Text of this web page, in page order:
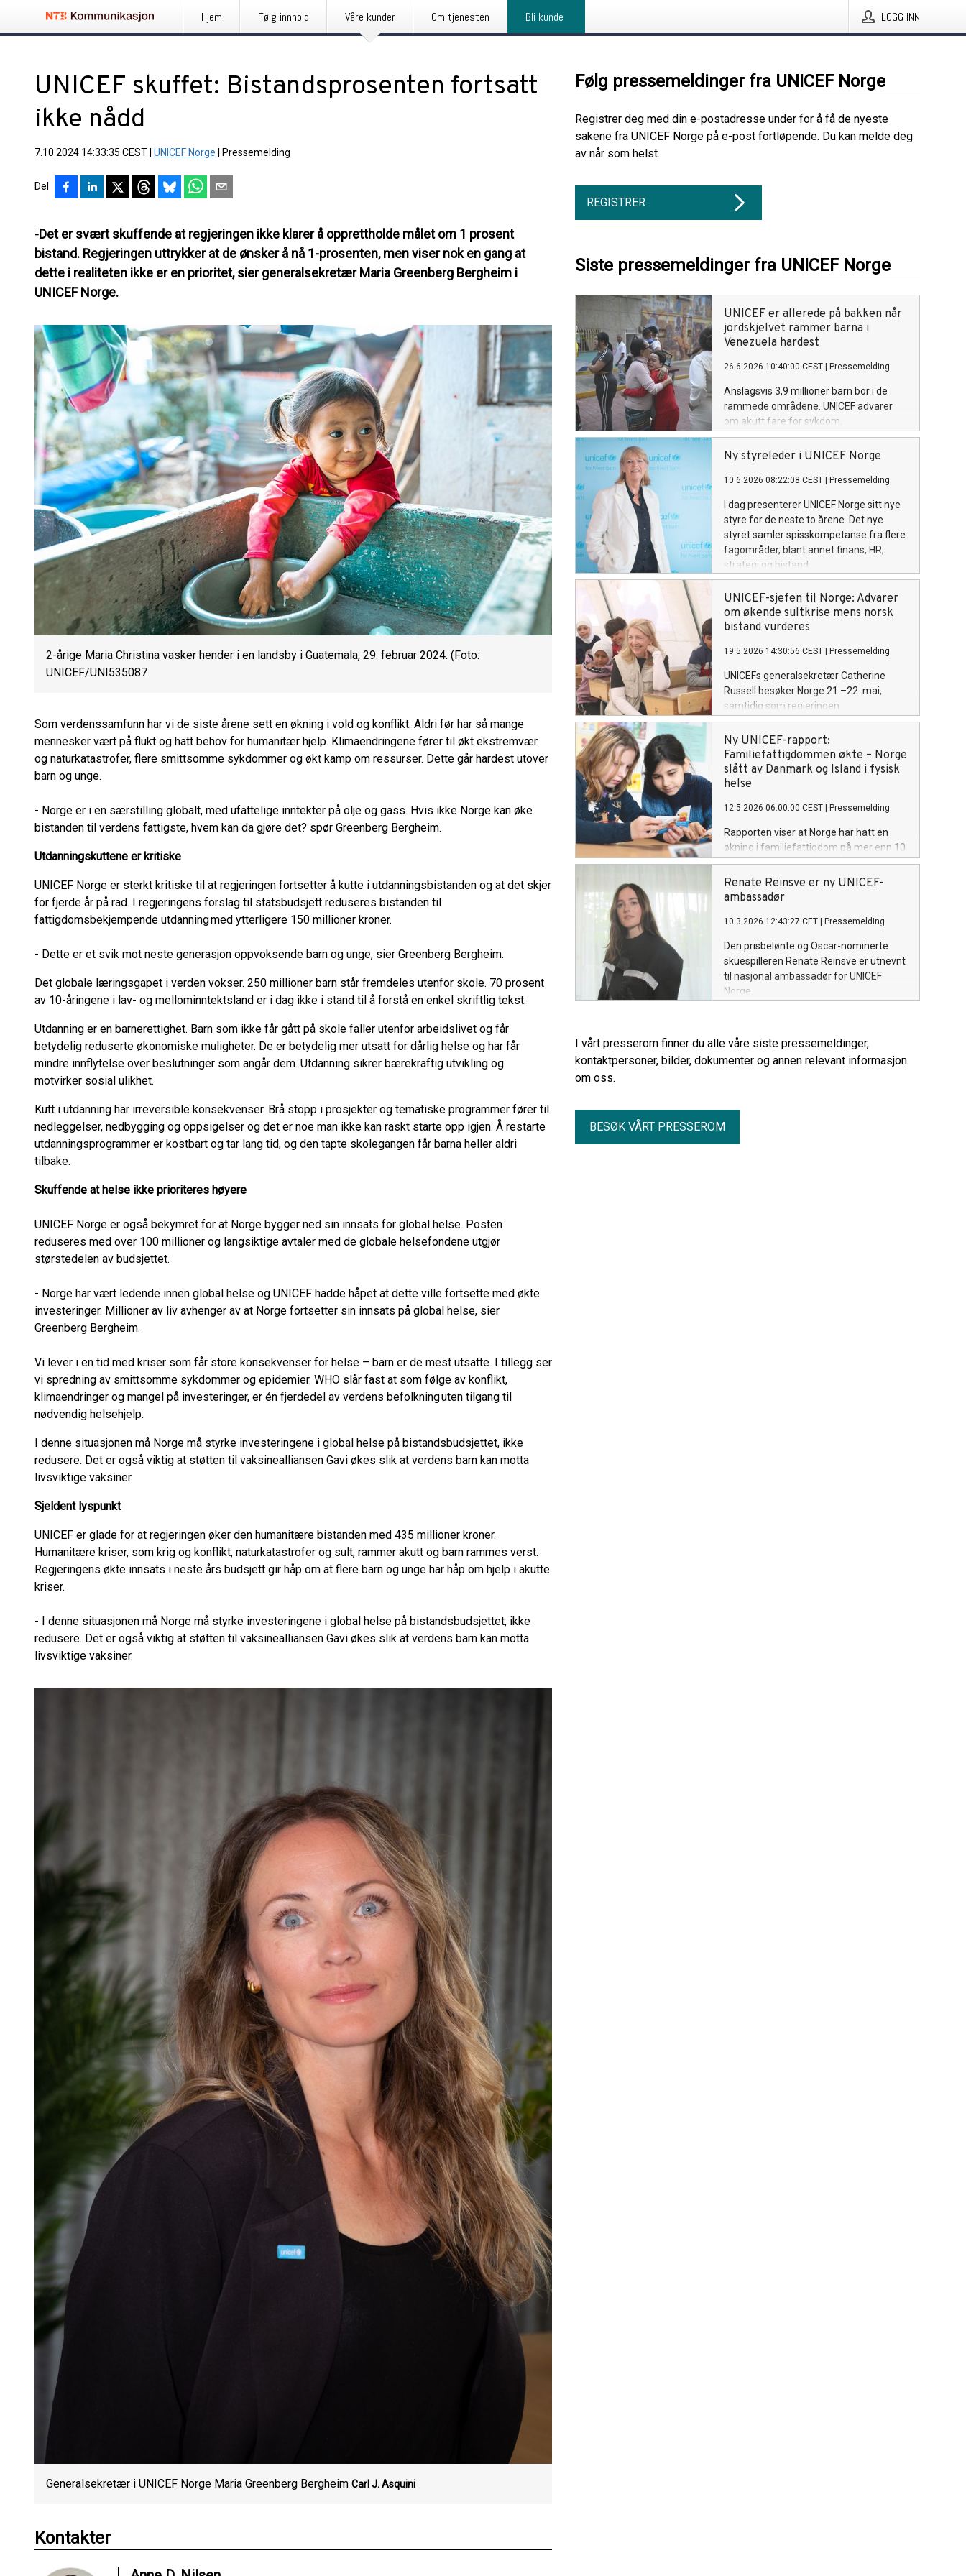
Hjem Følg innhold Våre kunder Om tjenesten Bli kunde LOGG INN
UNICEF skuffet: Bistandsprosenten fortsatt
ikke nådd
7.10.2024 14:33:35 CEST UNICEF Norge Pressemelding
Del
-Det er svært skuffende at regjeringen ikke klarer å opprettholde målet om 1 prosent
bistand. Regjeringen uttrykker at de ønsker å nå 1-prosenten, men viser nok en gang at
dette i realiteten ikke er en prioritet, sier generalsekretær Maria Greenberg Bergheim i
UNICEF Norge.
2-årige Maria Christina vasker hender i en landsby i Guatemala, 29. februar 2024. (Foto:
UNICEF/UNI535087
Som verdenssamfunn har vi de siste årene sett en økning i vold og konflikt. Aldri før har så mange
mennesker vært på flukt og hatt behov for humanitær hjelp. Klimaendringene fører til økt ekstremvær
og naturkatastrofer, flere smittsomme sykdommer og økt kamp om ressurser. Dette går hardest utover
barn og unge.
- Norge er i en særstilling globalt, med ufattelige inntekter på olje og gass. Hvis ikke Norge kan øke
bistanden til verdens fattigste, hvem kan da gjøre det? spør Greenberg Bergheim.
Utdanningskuttene er kritiske
UNICEF Norge er sterkt kritiske til at regjeringen fortsetter å kutte i utdanningsbistanden og at det skjer
for fjerde år på rad. I regjeringens forslag til statsbudsjett reduseres bistanden til
fattigdomsbekjempende utdanning med ytterligere 150 millioner kroner.
- Dette er et svik mot neste generasjon oppvoksende barn og unge, sier Greenberg Bergheim.
Det globale læringsgapet i verden vokser. 250 millioner barn står fremdeles utenfor skole. 70 prosent
av 10-åringene i lav- og mellominntektsland er i dag ikke i stand til å forstå en enkel skriftlig tekst.
Utdanning er en barnerettighet. Barn som ikke får gått på skole faller utenfor arbeidslivet og får
betydelig reduserte økonomiske muligheter. De er betydelig mer utsatt for dårlig helse og har får
mindre innflytelse over beslutninger som angår dem. Utdanning sikrer bærekraftig utvikling og
motvirker sosial ulikhet.
Kutt i utdanning har irreversible konsekvenser. Brå stopp i prosjekter og tematiske programmer fører til
nedleggelser, nedbygging og oppsigelser og det er noe man ikke kan raskt starte opp igjen. Å restarte
utdanningsprogrammer er kostbart og tar lang tid, og den tapte skolegangen får barna heller aldri
tilbake.
Skuffende at helse ikke prioriteres høyere
UNICEF Norge er også bekymret for at Norge bygger ned sin innsats for global helse. Posten
reduseres med over 100 millioner og langsiktige avtaler med de globale helsefondene utgjør
størstedelen av budsjettet.
- Norge har vært ledende innen global helse og UNICEF hadde håpet at dette ville fortsette med økte
investeringer. Millioner av liv avhenger av at Norge fortsetter sin innsats på global helse, sier
Greenberg Bergheim.
Vi lever i en tid med kriser som får store konsekvenser for helse – barn er de mest utsatte. I tillegg ser
vi spredning av smittsomme sykdommer og epidemier. WHO slår fast at som følge av konflikt,
klimaendringer og mangel på investeringer, er én fjerdedel av verdens befolkning uten tilgang til
nødvendig helsehjelp.
I denne situasjonen må Norge må styrke investeringene i global helse på bistandsbudsjettet, ikke
redusere. Det er også viktig at støtten til vaksinealliansen Gavi økes slik at verdens barn kan motta
livsviktige vaksiner.
Sjeldent lyspunkt
UNICEF er glade for at regjeringen øker den humanitære bistanden med 435 millioner kroner.
Humanitære kriser, som krig og konflikt, naturkatastrofer og sult, rammer akutt og barn rammes verst.
Regjeringens økte innsats i neste års budsjett gir håp om at flere barn og unge har håp om hjelp i akutte
kriser.
- I denne situasjonen må Norge må styrke investeringene i global helse på bistandsbudsjettet, ikke
redusere. Det er også viktig at støtten til vaksinealliansen Gavi økes slik at verdens barn kan motta
livsviktige vaksiner.
Generalsekretær i UNICEF Norge Maria Greenberg Bergheim Carl J. Asquini
Kontakter
Følg pressemeldinger fra UNICEF Norge
Registrer deg med din e-postadresse under for å få de nyeste
sakene fra UNICEF Norge på e-post fortløpende. Du kan melde deg
av når som helst.
REGISTRER
Siste pressemeldinger fra UNICEF Norge
UNICEF er allerede på bakken når
jordskjelvet rammer barna i
Venezuela hardest
26.6.2026 10:40:00 CEST Pressemelding
Anslagsvis 3,9 millioner barn bor i de
rammede områdene. UNICEF advarer
om akutt fare for sykdom,
underernæring og avbrutt skolegang –
og mobiliserer et av verdens største
barn.
Ny styreleder i UNICEF Norge
10.6.2026 08:22:08 CEST Pressemelding
I dag presenterer UNICEF Norge sitt nye
styre for de neste to årene. Det nye
styret samler spisskompetanse fra flere
fagområder, blant annet finans, HR,
strategi og bistand.
UNICEF-sjefen til Norge: Advarer
om økende sultkrise mens norsk
bistand vurderes
19.5.2026 14:30:56 CEST Pressemelding
UNICEFs generalsekretær Catherine
Russell besøker Norge 21.–22. mai,
samtidig som regjeringen
gjennomfører Prosjekt Vendepunkt – en
omfattende gjennomgang av norsk
bistand. Besøket finner sted i en tid med
økende globale humanitære behov, der
prioriteringene i norsk utviklingspolitikk
noen av verdens mest utsatte områder.
Ny UNICEF-rapport:
Familiefattigdommen økte – Norge
slått av Danmark og Island i fysisk
helse
12.5.2026 06:00:00 CEST Pressemelding
Rapporten viser at Norge har hatt en
økning i familiefattigdom på mer enn 10
prosent på ti år, i perioden 2012-2022.
Norge scorer dårligere enn flere nordiske
land på fysisk helse og skoleresultater.
Renate Reinsve er ny UNICEF-
ambassadør
10.3.2026 12:43:27 CET Pressemelding
Den prisbelønte og Oscar-nominerte
skuespilleren Renate Reinsve er utnevnt
til nasjonal ambassadør for UNICEF
Norge.
I vårt presserom finner du alle våre siste pressemeldinger,
kontaktpersoner, bilder, dokumenter og annen relevant informasjon
om oss.
BESØK VÅRT PRESSEROM